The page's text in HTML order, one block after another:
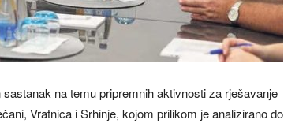
na temu pripremnih aktivnosti za rješavanje
Vratnica i Srhinje, kojom prilikom je analizirano do